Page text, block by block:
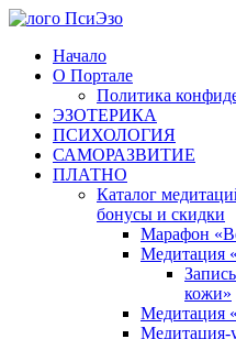
Перейти
содержимому
Начало
О Портале
Политика
ЭЗОТЕРИКА
ПСИХОЛОГИЯ
САМОРАЗВИТИЕ
ПЛАТНО
Каталог
бонусы и скидки
Марафон
Медитация
кожи»
Медитация
Медитация-